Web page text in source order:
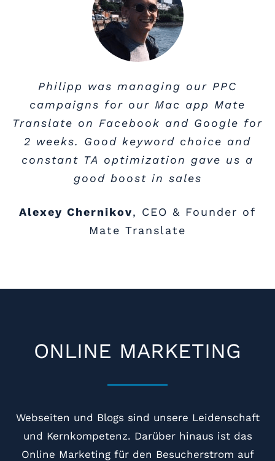
Philipp was managing our PPC
campaigns for our Mac app Mate
Translate on Facebook and Google for
2 weeks. Good keyword choice and
constant TA optimization gave us a
good boost in sales
Alexey Chernikov, CEO & Founder of
Mate Translate
Fokussiert, engagiert und mit vielen
kreativen Inputs setzte Philipp
Krammer unsere Website auf.
Besonders beeindruckt waren wir von
seinem Ehrgeiz all unsere Wünsche
umzusetzen. Zeigte uns Tricks rund
Einschulung. Wir sind happy mit
unserem Webauftritt.
ONLINE MARKETING
Webseiten und Blogs sind unsere Leidenschaft
und Kernkompetenz. Darüber hinaus ist das
Online Marketing für den Besucherstrom auf